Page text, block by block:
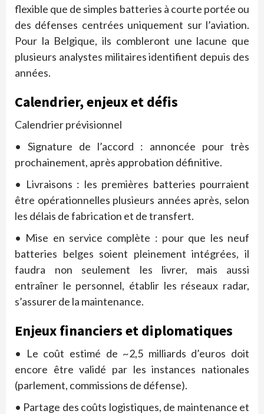
flexible que de simples batteries à courte portée ou
des défenses centrées uniquement sur l’aviation.
Pour la Belgique, ils combleront une lacune que
plusieurs analystes militaires identifient depuis des
années.
Calendrier, enjeux et défis
Calendrier prévisionnel
• Signature de l’accord : annoncée pour très
prochainement, après approbation définitive.
• Livraisons : les premières batteries pourraient
être opérationnelles plusieurs années après, selon
les délais de fabrication et de transfert.
• Mise en service complète : pour que les neuf
batteries belges soient pleinement intégrées, il
faudra non seulement les livrer, mais aussi
entraîner le personnel, établir les réseaux radar,
s’assurer de la maintenance.
Enjeux financiers et diplomatiques
• Le coût estimé de ~2,5 milliards d’euros doit
encore être validé par les instances nationales
(parlement, commissions de défense).
• Partage des coûts logistiques, de maintenance et